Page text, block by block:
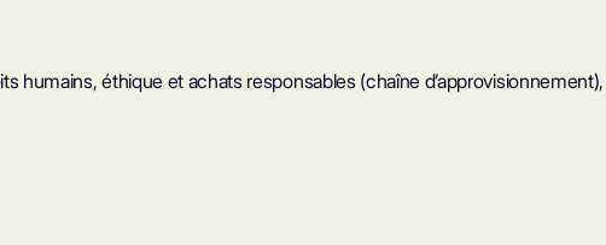
humains, éthique et achats responsables (chaîne d’approvisionnement),